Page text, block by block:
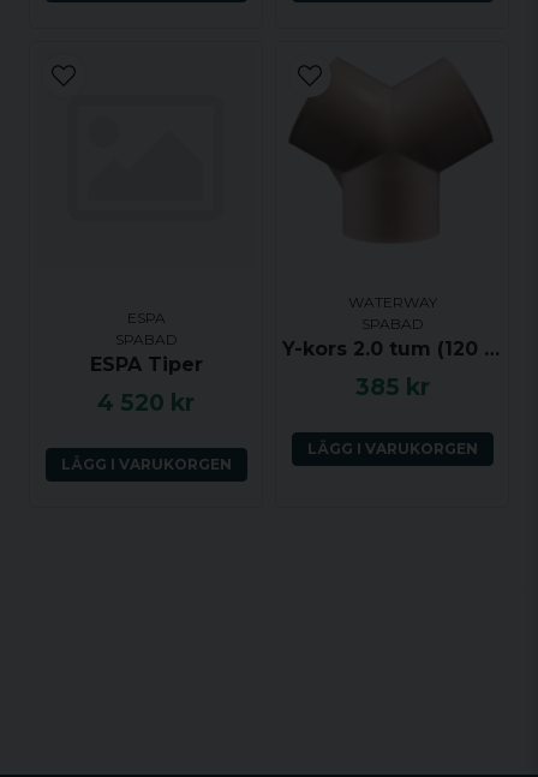
ESPA
SPABAD
ESPA Tiper
4 520 kr
LÄGG I VARUKORGEN
WATERWAY
SPABAD
Y-kors 2.0 tum (120 grader) ho-ho-ho
385 kr
LÄGG I VARUKORGEN